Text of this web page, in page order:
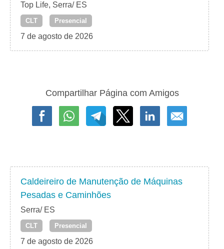
Top Life, Serra/ ES
CLT Presencial
7 de agosto de 2026
Compartilhar Página com Amigos
Caldeireiro de Manutenção de Máquinas
Pesadas e Caminhões
Serra/ ES
CLT Presencial
7 de agosto de 2026